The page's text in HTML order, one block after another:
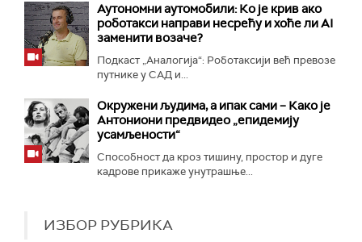
Аутономни аутомобили: Ко је крив ако
роботакси направи несрећу и хоће ли AI
заменити возаче?
Подкаст „Аналогија“: Роботаксији већ превозе
путнике у САД и...
Окружени људима, а ипак сами – Како је
Антониони предвидео „епидемију
усамљености“
Способност да кроз тишину, простор и дуге
кадрове прикаже унутрашње...
ИЗБОР РУБРИКА